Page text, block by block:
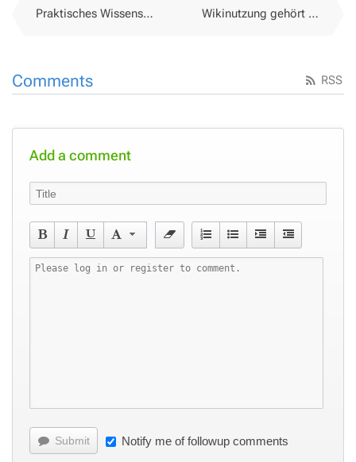
Praktisches Wissensmanagement für Lehrpersonen Wikinutzung gehört zur Allgemeinbildung
RSS
Comments
Add a comment
Submit Notify me of followup comments